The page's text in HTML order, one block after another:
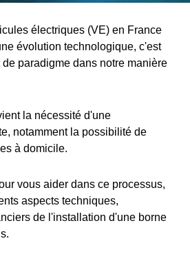
électriques (VE) en France
évolution technologique, c'est
paradigme dans notre manière
la nécessité d'une
notamment la possibilité de
à domicile.
vous aider dans ce processus,
aspects techniques,
de l'installation d'une borne